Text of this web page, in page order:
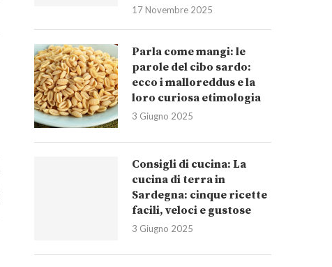
17 Novembre 2025
Parla come mangi: le
parole del cibo sardo:
ecco i malloreddus e la
loro curiosa etimologia
3 Giugno 2025
Consigli di cucina: La
cucina di terra in
Sardegna: cinque ricette
facili, veloci e gustose
3 Giugno 2025